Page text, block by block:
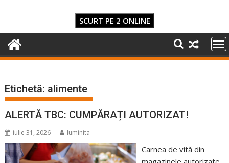
SCURT PE 2 ONLINE
Etichetă: alimente
ALERTĂ TBC: CUMPĂRAȚI AUTORIZAT!
iulie 31, 2026 luminita
Carnea de vită din